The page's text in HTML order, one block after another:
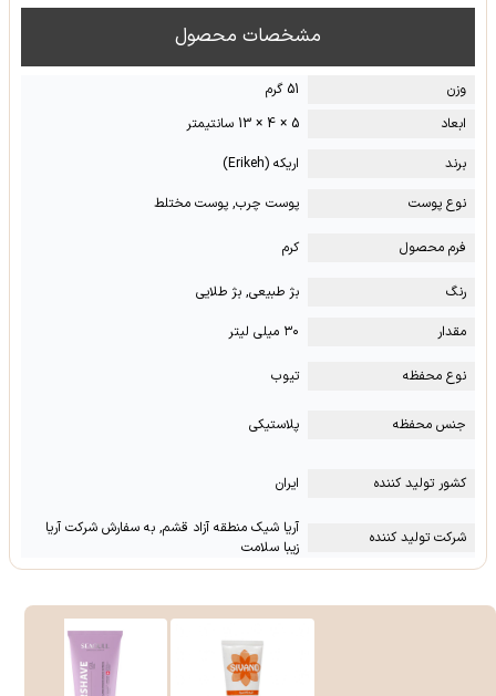
مشخصات محصول
وزن
51 گرم
ابعاد
5 × 4 × 13 سانتیمتر
برند
اریکه (Erikeh)
نوع پوست
پوست چرب, پوست مختلط
فرم محصول کرم
رنگ
بژ طبیعی, بژ طلایی
مقدار
۳۰ میلی لیتر
نوع محفظه تیوب
جنس محفظه پلاستیکی
کشور تولید کننده ایران
شرکت تولید کننده
آریا شیک منطقه آزاد قشم, به سفارش شرکت آریا
زیبا سلامت